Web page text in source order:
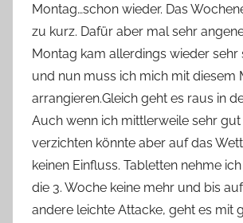
vieles
mehr
n
Y
v
o
n
n
e
Montag…schon wieder. Das
zu kurz. Dafür aber mal sehr
Montag kam allerdings wieder sehr
und nun muss ich mich mit diesem
arrangieren.Gleich geht es raus in
Auch wenn ich mittlerweile sehr
verzichten könnte aber auf das
keinen Einfluss. Tabletten nehme
die 3. Woche keine mehr und bis
andere leichte Attacke, geht es mit